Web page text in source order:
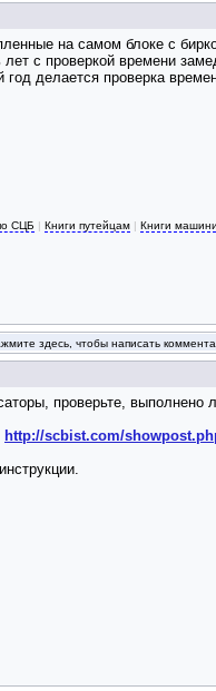
на самом блоке с
с проверкой времени
делается проверка
СЦБ | Книги путейцам | Книги
здесь, чтобы написать
проверьте,
http://scbist.com/